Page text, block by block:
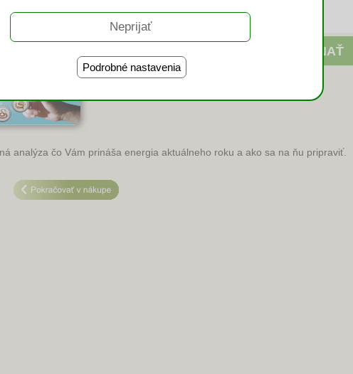
Podrobné nastavenia
Jednorazová platba
kartou alebo prevodom na účet
analýza čo Vám prináša energia aktuálneho roku a ako sa na ňu pripraviť.